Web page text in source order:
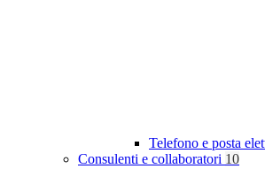
Telefono e posta
Consulenti e collaboratori 10